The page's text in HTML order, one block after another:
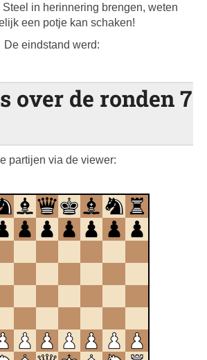
Steel in herinnering brengen, weten
een potje kan schaken!
De eindstand werd:
over de ronden 7
partijen via de viewer: